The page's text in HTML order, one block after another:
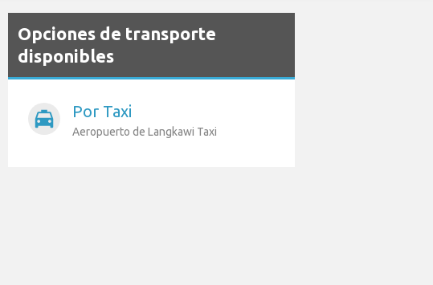
Opciones de transporte
disponibles
local_taxi Por Taxi
Aeropuerto de Langkawi Taxi